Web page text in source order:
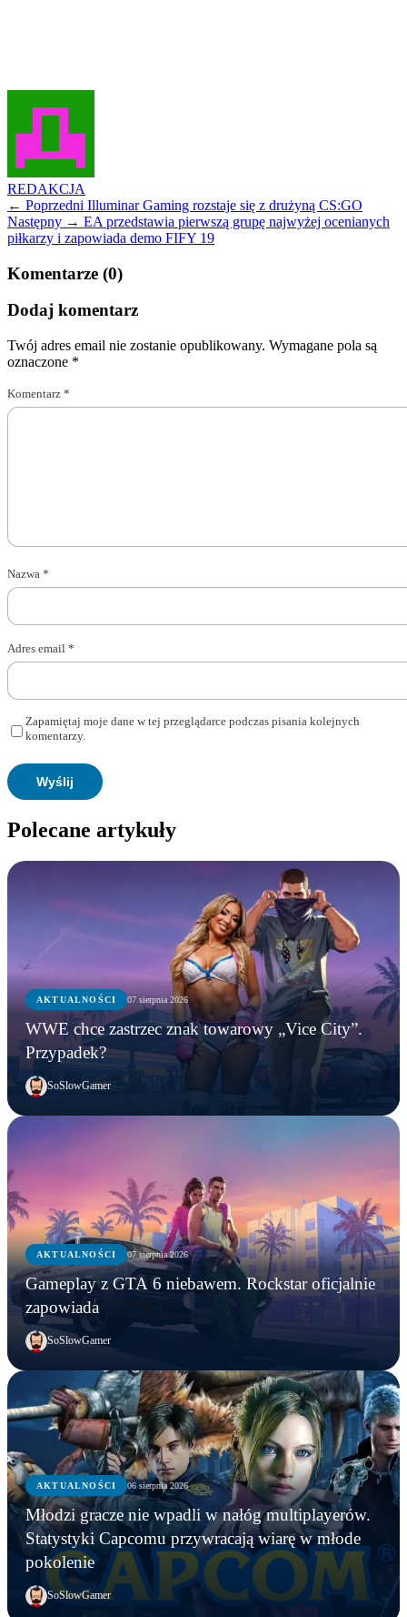
REDAKCJA
← Poprzedni Illuminar Gaming rozstaje się z drużyną CS:GO
Następny → EA przedstawia pierwszą grupę najwyżej ocenianych
piłkarzy i zapowiada demo FIFY 19
Komentarze (0)
Dodaj komentarz
Twój adres email nie zostanie opublikowany. Wymagane pola są
oznaczone *
Komentarz *
Nazwa *
Adres email *
Zapamiętaj moje dane w tej przeglądarce podczas pisania kolejnych
komentarzy.
Polecane artykuły
AKTUALNOŚCI 07 sierpnia 2026
WWE chce zastrzec znak towarowy „Vice City”.
Przypadek?
SoSlowGamer
AKTUALNOŚCI 07 sierpnia 2026
Gameplay z GTA 6 niebawem. Rockstar oficjalnie
zapowiada
SoSlowGamer
AKTUALNOŚCI 06 sierpnia 2026
Młodzi gracze nie wpadli w nałóg multiplayerów.
Statystyki Capcomu przywracają wiarę w młode
pokolenie
SoSlowGamer
AKTUALNOŚCI
WWE chce zastrzec znak towarowy „Vice City”.
Przypadek?
AKTUALNOŚCI
Gameplay z GTA 6 niebawem. Rockstar oficjalnie
zapowiada
AKTUALNOŚCI
Młodzi gracze nie wpadli w nałóg multiplayerów.
Statystyki Capcomu przywracają wiarę w młode
pokolenie